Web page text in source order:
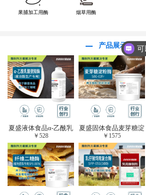
果脯加工用酶 烟草用酶
产品展示
夏盛液体食品α-乙酰乳
酸脱羧酶(酱油醋生产
专用)FDY-3206
￥528
夏盛固体食品麦芽糖淀
粉酶(烘焙及面粉改良
用酶/发酵类食品可
用)FDG-0012
￥ 1575